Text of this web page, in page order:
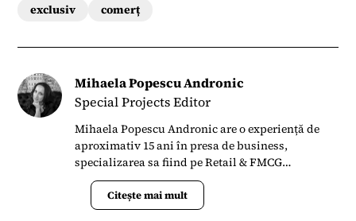
exclusiv comerț
Mihaela Popescu Andronic
Special Projects Editor
Mihaela Popescu Andronic are o experiență de
aproximativ 15 ani în presa de business,
specializarea sa fiind pe Retail & FMCG
(industria bunurilor de larg consum). Expertiza
în aceste sectoare și-a îmbogățit-o lucrând
aproape 4 ani în cercetare de piață, la agenția
Citește mai mult